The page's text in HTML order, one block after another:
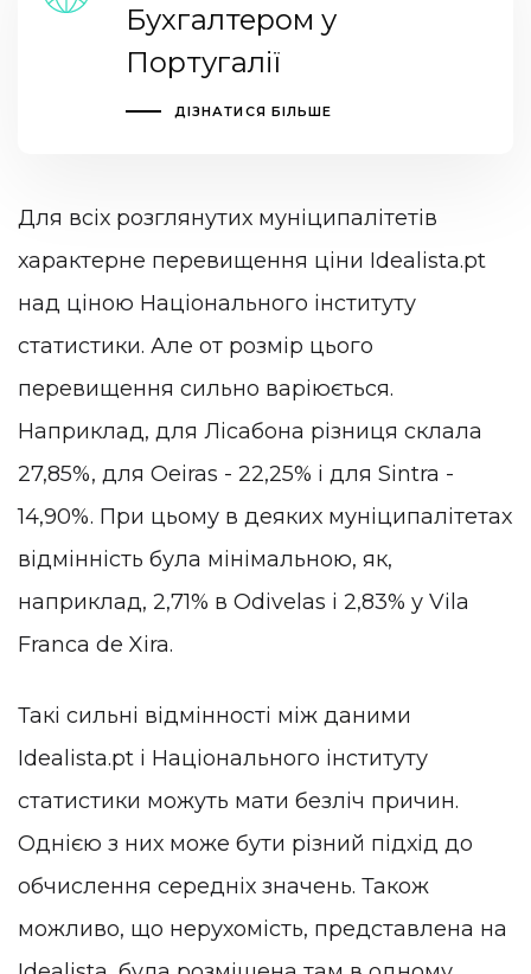
Бухгалтером у
Португалії
ДІЗНАТИСЯ БІЛЬШЕ
Для всіх розглянутих муніципалітетів
характерне перевищення ціни Idealista.pt
над ціною Національного інституту
статистики. Але от розмір цього
перевищення сильно варіюється.
Наприклад, для Лісабона різниця склала
27,85%, для Oeiras - 22,25% і для Sintra -
14,90%. При цьому в деяких муніципалітетах
відмінність була мінімальною, як,
наприклад, 2,71% в Odivelas і 2,83% у Vila
Franca de Xira.
Такі сильні відмінності між даними
Idealista.pt і Національного інституту
статистики можуть мати безліч причин.
Однією з них може бути різний підхід до
обчислення середніх значень. Також
можливо, що нерухомість, представлена на